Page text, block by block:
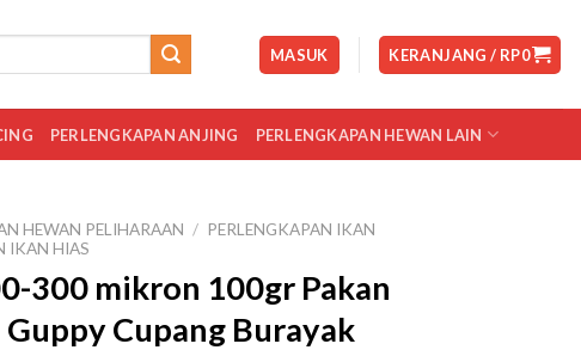
MASUK KERANJANG / RP0
PERLENGKAPAN ANJING PERLENGKAPAN HEWAN LAIN
HEWAN PELIHARAAN / PERLENGKAPAN IKAN
IKAN HIAS
300 mikron 100gr Pakan
Cupang Burayak